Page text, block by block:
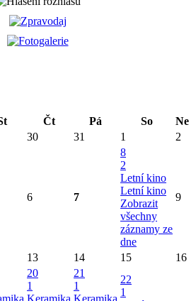
Čt Pá So
Ne
30 31 1 2
6 7
8
2
Letní kino
Letní kino
Zobrazit
všechny
záznamy ze
dne
9
13 14 15
16
20
1
21
1
22
1